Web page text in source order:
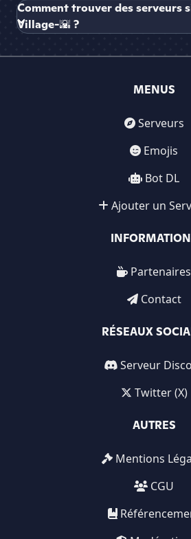
Comment trouver des serveurs
Village-🌇 ?
MENUS
Serveurs
Emojis
Bot DL
Ajouter un
Partenaires
Contact
RÉSEAUX
Serveur
Twitter (X)
AUTRES
Mentions
CGU